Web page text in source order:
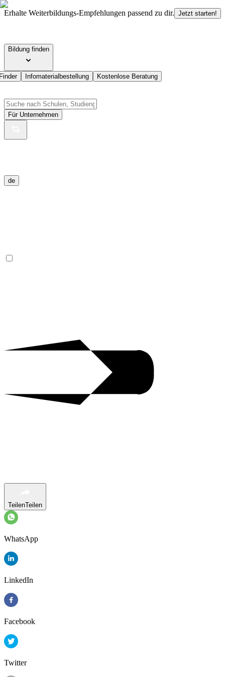
Erhalte Weiterbildungs-Empfehlungen passend zu dir. Jetzt starten!
Bildung finden
Infomaterialbestellung Kostenlose Beratung
Für Unternehmen
de
TeilenTeilen
WhatsApp
LinkedIn
Facebook
Twitter